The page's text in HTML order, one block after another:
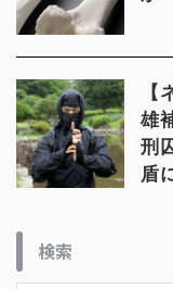
雄
刑
盾
検索